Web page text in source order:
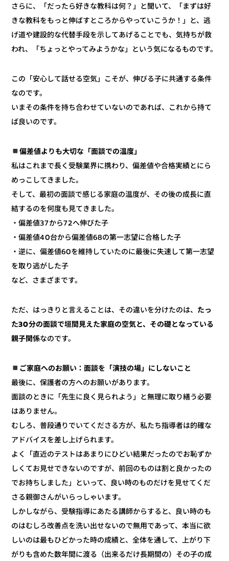
さらに、「だったら好きな教科は何？」と聞いて、「まずは好
きな教科をもっと伸ばすところからやっていこうか！」と、逃
げ道や建設的な代替手段を示してあげることでも、気持ちが救
われ、「ちょっとやってみようかな」という気になるものです。
この「安心して話せる空気」こそが、伸びる子に共通する条件
なのです。
いまその条件を持ち合わせていないのであれば、これから持て
ば良いのです。
偏差値よりも大切な「面談での温度」
私はこれまで長く受験業界に携わり、偏差値や合格実績とにら
めっこしてきました。
そして、最初の面談で感じる家庭の温度が、その後の成長に直
結するのを何度も見てきました。
・偏差値37から72へ伸びた子
・偏差値40台から偏差値68の第一志望に合格した子
・逆に、偏差値60を維持していたのに最後に失速して第一志望
を取り逃がした子
など、さまざまです。
ただ、はっきりと言えることは、その違いを分けたのは、 たっ
た30分の面談で垣間見えた家庭の空気と、その礎となっている
親子関係なのです。
ご家庭へのお願い：面談を「演技の場」にしないこと
最後に、保護者の方へのお願いがあります。
面談のときに「先生に良く見られよう」と無理に取り繕う必要
はありません。
むしろ、普段通りでいてくださる方が、私たち指導者は的確な
アドバイスを差し上げられます。
よく「直近のテストはあまりにひどい結果だったのでお恥ずか
しくてお見せできないのですが、前回のものは割と良かったの
でお持ちしました」といって、良い時のものだけを見せてくだ
さる親御さんがいらっしゃいます。
しかしながら、受験指導にあたる講師からすると、良い時のも
のはむしろ改善点を洗い出せないので無用であって、本当に欲
しいのは最もひどかった時の成績と、全体を通して、上がり下
がりも含めた数年間に渡る（出来るだけ長期間の）その子の成